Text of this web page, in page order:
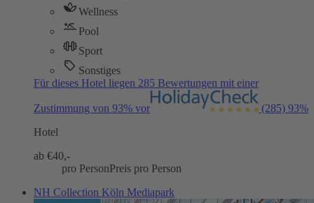
Wellness
Pool
Sport
Sonstiges
Für dieses Hotel liegen 285 Bewertungen mit einer
Zustimmung von 93% vor (285) 93%
Hotel
ab €40,-
pro PersonPreis pro Person
NH Collection Köln Mediapark